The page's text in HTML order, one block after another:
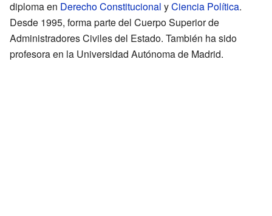
diploma en Derecho Constitucional yCiencia Política.
Desde 1995, forma parte del Cuerpo Superior de
Administradores Civiles del Estado. También ha sido
profesora en la Universidad Autónoma de Madrid.